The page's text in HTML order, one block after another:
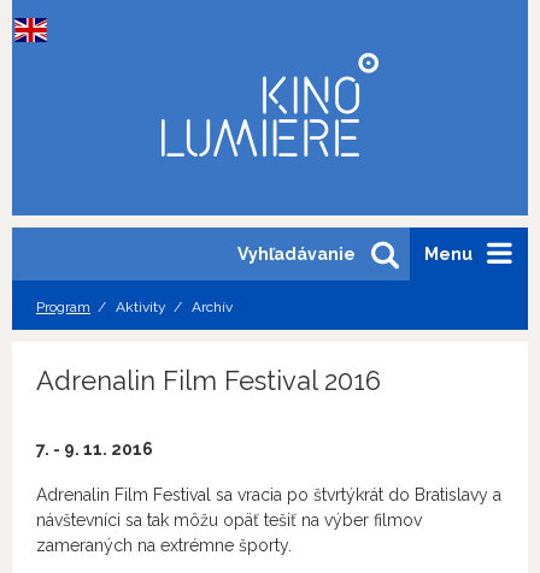
Menu
Vyhľadávanie
Program Aktivity Archív
Adrenalin Film Festival 2016
7. - 9. 11. 2016
Adrenalin Film Festival sa vracia po štvrtýkrát do Bratislavy a
návštevníci sa tak môžu opäť tešiť na výber filmov
zameraných na extrémne športy.